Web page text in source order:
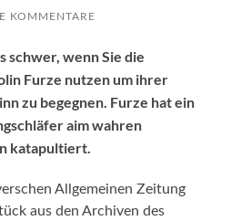
KOMMENTARE
schwer, wenn Sie die
Furze nutzen um ihrer
zu begegnen. Furze hat ein
aim wahren
katapultiert.
Allgemeinen Zeitung
aus den Archiven des